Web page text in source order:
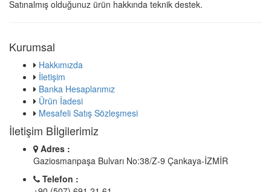
Satınalmış olduğunuz ürün hakkında teknik destek.
Kurumsal
Hakkımızda
İletişim
Banka Hesaplarımız
Ürün İadesi
Mesafeli Satış Sözleşmesi
İletişim Bİlgilerimiz
Adres :
Gaziosmanpaşa Bulvarı No:38/Z-9 Çankaya-İZMİR
Telefon :